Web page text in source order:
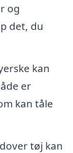
og
det, du
kan
er
kan tåle
tøj kan